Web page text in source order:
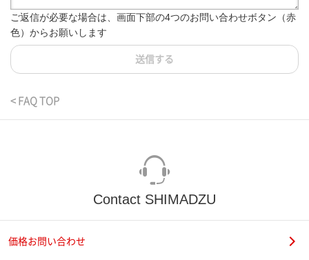
ご返信が必要な場合は、画面下部の4つのお問い合わせボタン（赤
色）からお願いします
送信する
< FAQ TOP
Contact SHIMADZU
価格お問い合わせ